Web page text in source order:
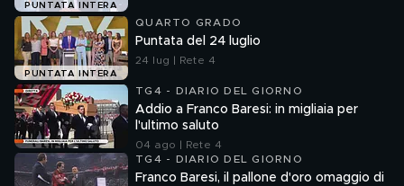
PUNTATA INTERA
PUNTATA INTERA
QUARTO GRADO
Puntata del 24 luglio
24 lug | Rete 4
TG4 - DIARIO DEL GIORNO
Addio a Franco Baresi: in migliaia per
l'ultimo saluto
04 ago | Rete 4
TG4 - DIARIO DEL GIORNO
Franco Baresi, il pallone d'oro omaggio di